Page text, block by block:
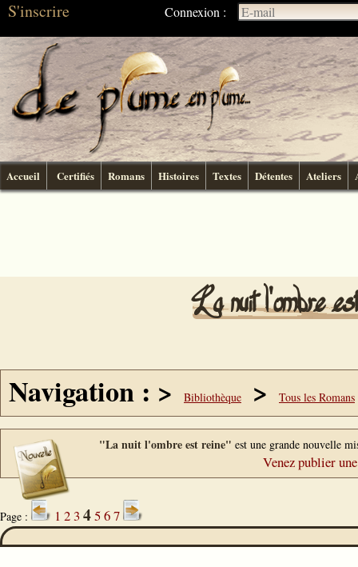
S'inscrire Connexion :
Accueil Certifiés Romans Histoires Textes Détentes Ateliers
La nuit l'ombre
Navigation : > Bibliothèque > Tous les Romans
"La nuit l'ombre est reine" est une grande nouvelle
Venez publier
Page : 1 234567